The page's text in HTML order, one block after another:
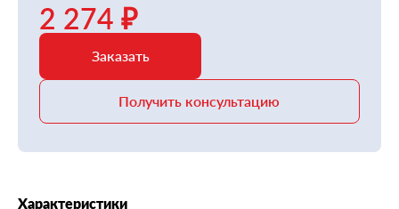
2 274 ₽
Заказать
Получить консультацию
Характеристики